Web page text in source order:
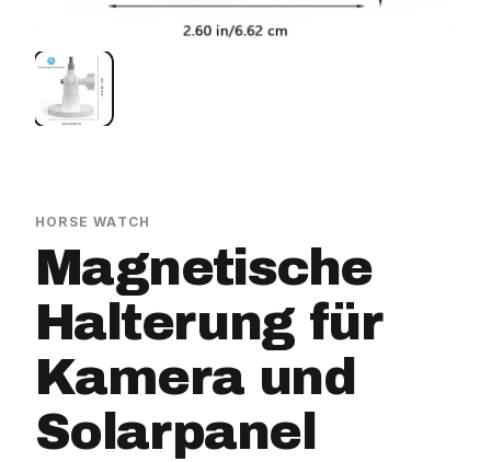
HORSE WATCH
Magnetische
Halterung für
Kamera und
Solarpanel